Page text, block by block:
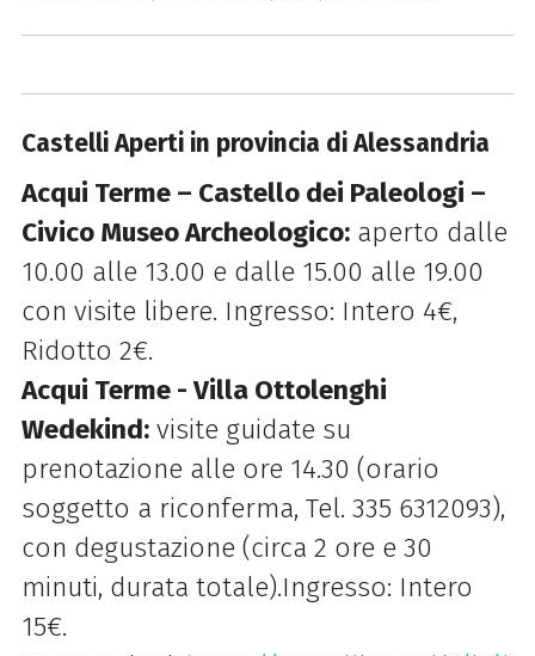
Castelli Aperti in provincia di Alessandria
Acqui Terme – Castello dei Paleologi –
Civico Museo Archeologico:aperto dalle
10.00 alle 13.00 e dalle 15.00 alle 19.00
con visite libere. Ingresso: Intero 4€,
Ridotto 2€.
Acqui Terme - Villa Ottolenghi
Wedekind:visite guidate su
prenotazione alle ore 14.30 (orario
soggetto a riconferma, Tel. 335 6312093),
con degustazione (circa 2 ore e 30
minuti, durata totale).Ingresso: Intero
15€.